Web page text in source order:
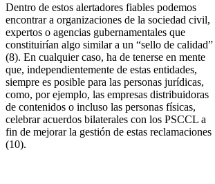
Dentro de estos alertadores fiables podemos
encontrar a organizaciones de la sociedad civil,
expertos o agencias gubernamentales que
constituirían algo similar a un “sello de calidad”
(8). En cualquier caso, ha de tenerse en mente
que, independientemente de estas entidades,
siempre es posible para las personas jurídicas,
como, por ejemplo, las empresas distribuidoras
de contenidos o incluso las personas físicas,
celebrar acuerdos bilaterales con los PSCCL a
fin de mejorar la gestión de estas reclamaciones
(10).